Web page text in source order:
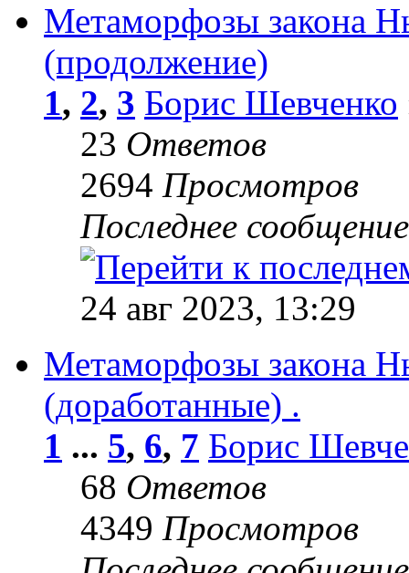
Метаморфозы закона
(продолжение)
1, 2, 3 Борис Шевченко
23 Ответов
2694 Просмотров
Последнее
24 авг 2023, 13:29
Метаморфозы закона
(доработанные) .
1 ... 5, 6, 7 Борис
68 Ответов
4349 Просмотров